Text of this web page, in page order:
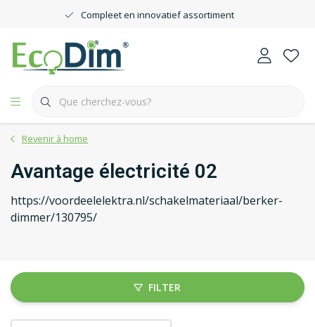
Compleet en innovatief assortiment
Revenir à home
Avantage électricité 02
https://voordeelelektra.nl/schakelmateriaal/berker-
dimmer/130795/
FILTER